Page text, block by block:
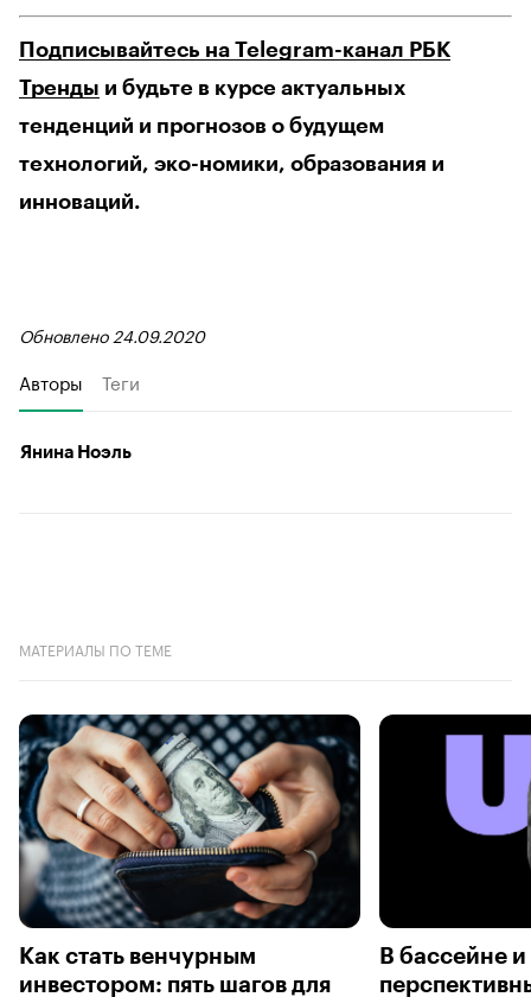
Подписывайтесь на Telegram-канал РБК
Тренды и будьте в курсе актуальных
тенденций и прогнозов о будущем
технологий, эко-номики, образования и
инноваций.
Обновлено 24.09.2020
Авторы Теги
Янина Ноэль
МАТЕРИАЛЫ ПО ТЕМЕ
Как стать венчурным
инвестором: пять шагов для
В бассейне